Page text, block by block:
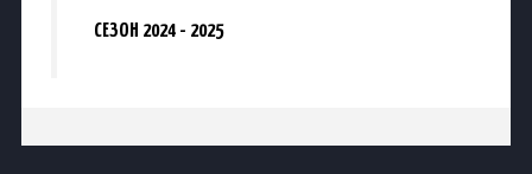
СЕЗОН 2024 - 2025